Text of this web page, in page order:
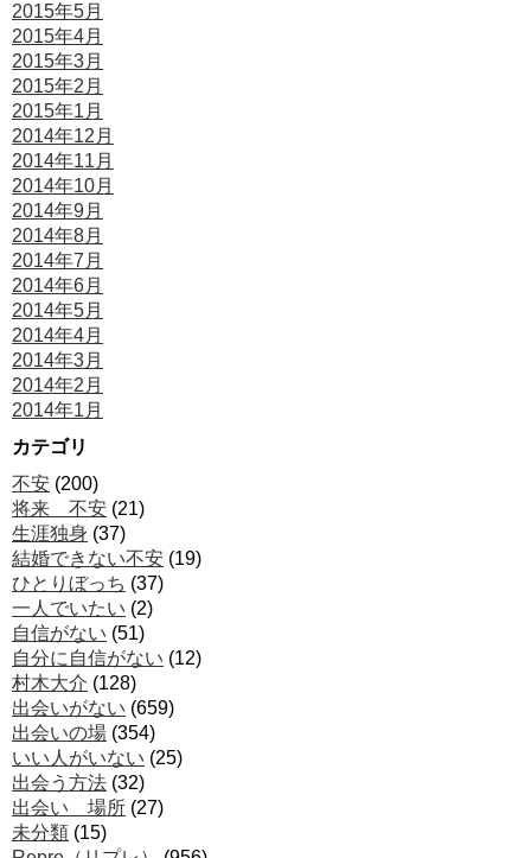
2015年5月
2015年4月
2015年3月
2015年2月
2015年1月
2014年12月
2014年11月
2014年10月
2014年9月
2014年8月
2014年7月
2014年6月
2014年5月
2014年4月
2014年3月
2014年2月
2014年1月
カテゴリ
不安 (200)
将来 不安 (21)
生涯独身 (37)
結婚できない不安 (19)
ひとりぼっち (37)
一人でいたい (2)
自信がない (51)
自分に自信がない (12)
村木大介 (128)
出会いがない (659)
出会いの場 (354)
いい人がいない (25)
出会う方法 (32)
出会い 場所 (27)
未分類 (15)